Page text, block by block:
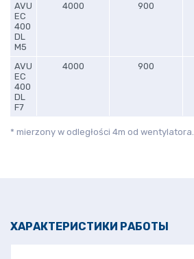
AVU
EC
400
DL
M5
4000 900
AVU
EC
400
DL
F7
4000 900
* mierzony w odległości 4m od wentylatora.
ХАРАКТЕРИСТИКИ РАБОТЫ